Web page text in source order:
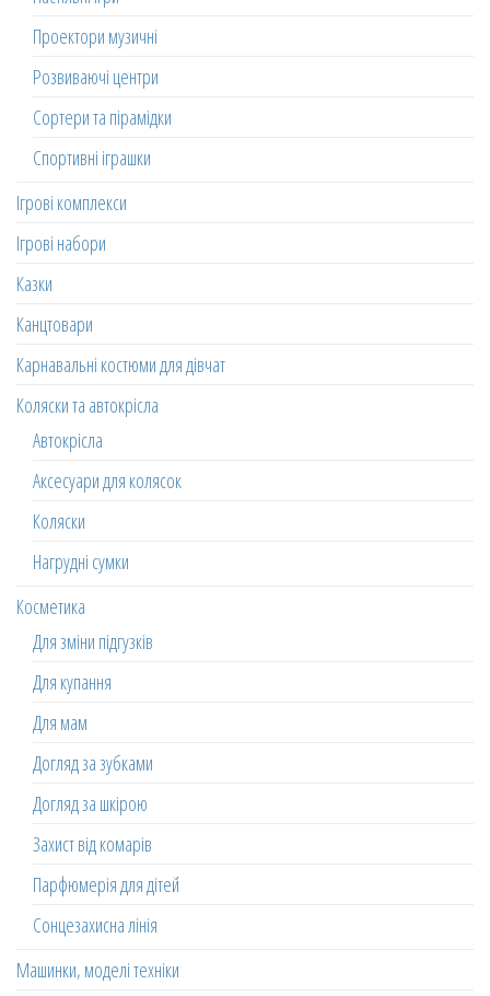
Проектори музичні
Розвиваючі центри
Сортери та пірамідки
Спортивні іграшки
Ігрові комплекси
Ігрові набори
Казки
Канцтовари
Карнавальні костюми для дівчат
Коляски та автокрісла
Автокрісла
Аксесуари для колясок
Коляски
Нагрудні сумки
Косметика
Для зміни підгузків
Для купання
Для мам
Догляд за зубками
Догляд за шкірою
Захист від комарів
Парфюмерія для дітей
Сонцезахисна лінія
Машинки, моделі техніки